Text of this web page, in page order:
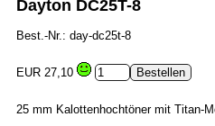
Dayton DC25T-8
Best.-Nr.: day-dc25t-8
EUR 27,10
25 mm Kalottenhochtöner mit Titan-